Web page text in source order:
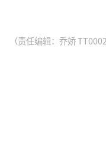
（责任编辑：乔娇 TT0002